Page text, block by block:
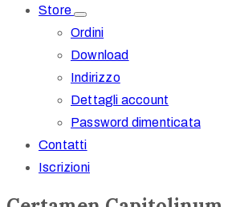
Store
Ordini
Download
Indirizzo
Dettagli account
Password dimenticata
Contatti
Iscrizioni